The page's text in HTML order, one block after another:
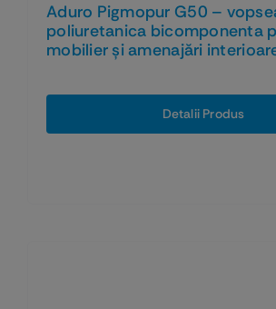
Aduro Pigmopur G50 –
poliuretanica bicomponenta
mobilier și amenajări
Detalii Produs